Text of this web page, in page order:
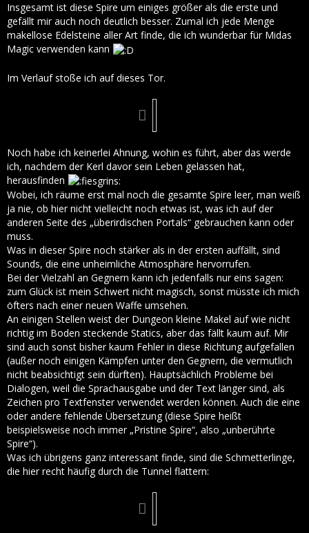
Insgesamt ist diese Spire um einiges größer als die erste und
gefällt mir auch noch deutlich besser. Zumal ich jede Menge
makellose Edelsteine aller Art finde, die ich wunderbar für Midas
Magic verwenden kann
Im Verlauf stoße ich auf dieses Tor.
Noch habe ich keinerlei Ahnung, wohin es führt, aber das werde
ich, nachdem der Kerl davor sein Leben gelassen hat,
herausfinden
Wobei, ich räume erst mal noch die gesamte Spire leer, man weiß
ja nie, ob hier nicht vielleicht noch etwas ist, was ich auf der
anderen Seite des „überirdischen Portals“ gebrauchen kann oder
muss.
Was in dieser Spire noch stärker als in der ersten auffällt, sind
Sounds, die eine unheimliche Atmosphäre hervorrufen.
Bei der Vielzahl an Gegnern kann ich jedenfalls nur eins sagen:
zum Glück ist mein Schwert nicht magisch, sonst müsste ich mich
öfters nach einer neuen Waffe umsehen.
An einigen Stellen weist der Dungeon kleine Makel auf wie nicht
richtig im Boden steckende Statics, aber das fällt kaum auf. Mir
sind auch sonst bisher kaum Fehler in diese Richtung aufgefallen
(außer noch einigen Kämpfen unter den Gegnern, die vermutlich
nicht beabsichtigt sein dürften). Hauptsächlich Probleme bei
Dialogen, weil die Sprachausgabe und der Text länger sind, als
Zeichen pro Textfenster verwendet werden können. Auch die eine
oder andere fehlende Übersetzung (diese Spire heißt
beispielsweise noch immer „Pristine Spire“, also „unberührte
Spire“).
Was ich übrigens ganz interessant finde, sind die Schmetterlinge,
die hier recht häufig durch die Tunnel flattern: